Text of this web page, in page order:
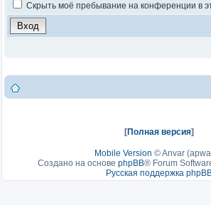
Скрыть моё пребывание на конференции в
[Полная версия]
Mobile Version ©Anvar
Создано на основе phpBB® Forum
Русская поддержка